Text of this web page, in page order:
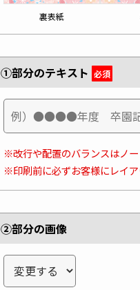
裏表紙
①部分のテキスト 必須
※改行や配置のバランスはノー
※印刷前に必ずお客様にレイ
②部分の画像